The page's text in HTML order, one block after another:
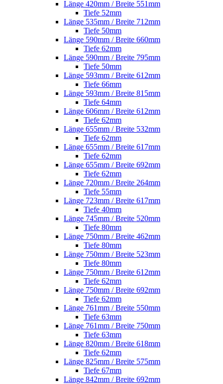
Länge 420mm / Breite 551mm
Tiefe 52mm
Länge 535mm / Breite 712mm
Tiefe 50mm
Länge 590mm / Breite 660mm
Tiefe 62mm
Länge 590mm / Breite 795mm
Tiefe 50mm
Länge 593mm / Breite 612mm
Tiefe 66mm
Länge 593mm / Breite 815mm
Tiefe 64mm
Länge 606mm / Breite 612mm
Tiefe 62mm
Länge 655mm / Breite 532mm
Tiefe 62mm
Länge 655mm / Breite 617mm
Tiefe 62mm
Länge 655mm / Breite 692mm
Tiefe 62mm
Länge 720mm / Breite 264mm
Tiefe 55mm
Länge 723mm / Breite 617mm
Tiefe 40mm
Länge 745mm / Breite 520mm
Tiefe 80mm
Länge 750mm / Breite 462mm
Tiefe 80mm
Länge 750mm / Breite 523mm
Tiefe 80mm
Länge 750mm / Breite 612mm
Tiefe 62mm
Länge 750mm / Breite 692mm
Tiefe 62mm
Länge 761mm / Breite 550mm
Tiefe 63mm
Länge 761mm / Breite 750mm
Tiefe 63mm
Länge 820mm / Breite 618mm
Tiefe 62mm
Länge 825mm / Breite 575mm
Tiefe 67mm
Länge 842mm / Breite 692mm